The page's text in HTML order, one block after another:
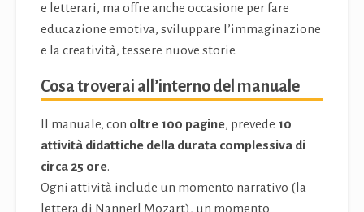
e letterari, ma offre anche occasione per fare
educazione emotiva, sviluppare l’immaginazione
e la creatività, tessere nuove storie.
Cosa troverai all’interno del manuale
Il manuale, con oltre 100 pagine, prevede 10
attività didattiche della durata complessiva di
circa 25 ore.
Ogni attività include un momento narrativo (la
lettera di Nannerl Mozart), un momento